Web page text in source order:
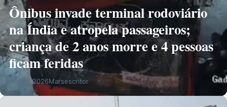
Ônibus invade terminal rodoviário
na Índia e atropela passageiros;
criança de 2 anos morre e 4 pessoas
ficam feridas
abril 2, 2026Marsescritor